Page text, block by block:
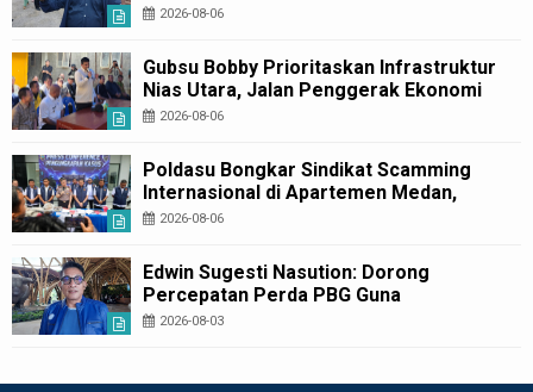
2026-08-06
Gubsu Bobby Prioritaskan Infrastruktur
Nias Utara, Jalan Penggerak Ekonomi
Mulai Dibenahi
2026-08-06
Poldasu Bongkar Sindikat Scamming
Internasional di Apartemen Medan,
Korban Rugi Rp6,7 Miliar
2026-08-06
Edwin Sugesti Nasution: Dorong
Percepatan Perda PBG Guna
Penyederhanaan Layanan Cepat dan
2026-08-03